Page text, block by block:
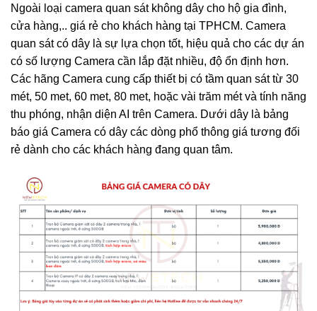
Ngoài loại camera quan sát không dây cho hộ gia đình,
cửa hàng,.. giá rẻ cho khách hàng tại TPHCM. Camera
quan sát có dây là sự lựa chọn tốt, hiệu quả cho các dự án
có số lượng Camera cần lắp đặt nhiều, độ ổn định hơn.
Các hãng Camera cung cấp thiết bị có tầm quan sát từ 30
mét, 50 met, 60 met, 80 met, hoặc vài trăm mét và tính năng
thu phóng, nhận diện AI trên Camera. Dưới dây là bảng
báo giá Camera có dây các dòng phổ thông giá tương đối
rẻ dành cho các khách hàng đang quan tâm.